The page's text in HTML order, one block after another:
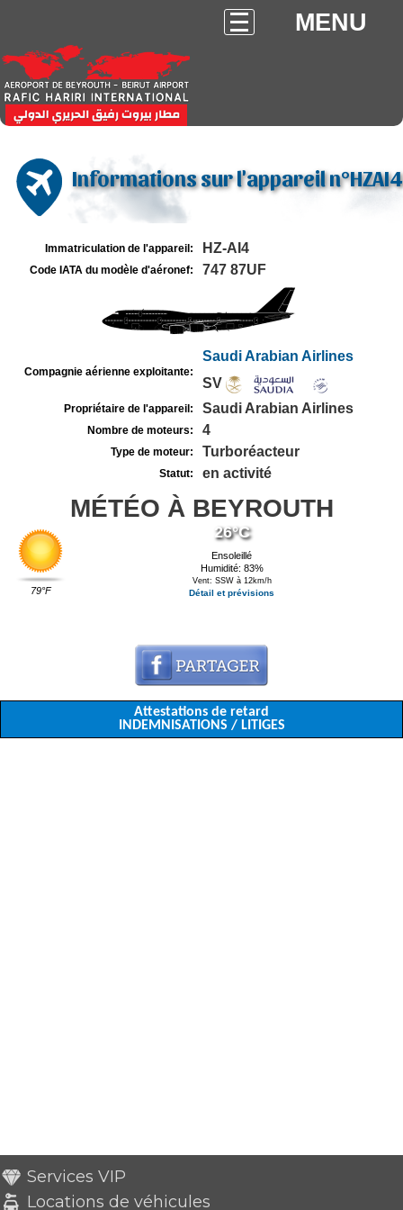
MENU
Informations sur l'appareil n°HZAI4
Immatriculation de l'appareil: HZ-AI4
Code IATA du modèle d'aéronef: 747 87UF
Compagnie aérienne exploitante:
Saudi Arabian Airlines
SV
Propriétaire de l'appareil: Saudi Arabian Airlines
Nombre de moteurs: 4
Type de moteur: Turboréacteur
Statut: en activité
MÉTÉO À BEYROUTH
79°F
26°C
Ensoleillé
Humidité: 83%
Vent: SSW à 12km/h
Détail et prévisions
Attestations de retard
INDEMNISATIONS / LITIGES
Services VIP
Locations de véhicules